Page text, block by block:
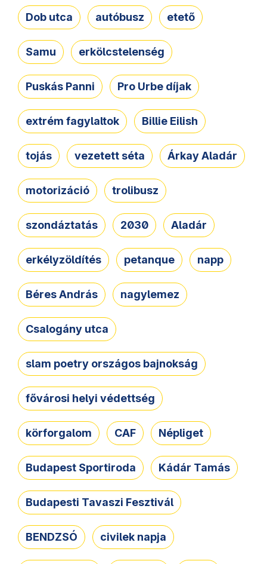
Dob utca autóbusz etető
Samu erkölcstelenség
Puskás Panni Pro Urbe díjak
extrém fagylaltok Billie Eilish
tojás vezetett séta Árkay Aladár
motorizáció trolibusz
szondáztatás 2030 Aladár
erkélyzöldítés petanque napp
Béres András nagylemez
Csalogány utca
slam poetry országos bajnokság
fővárosi helyi védettség
körforgalom CAF Népliget
Budapest Sportiroda Kádár Tamás
Budapesti Tavaszi Fesztivál
BENDZSÓ civilek napja